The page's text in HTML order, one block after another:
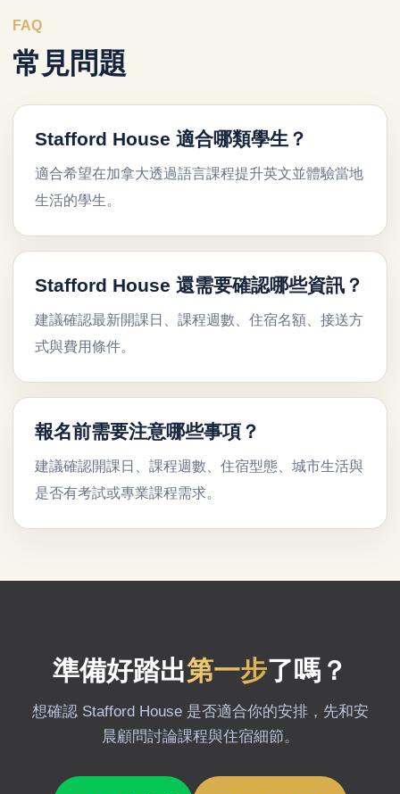
FAQ
常見問題
Stafford House 適合哪類學生？
適合希望在加拿大透過語言課程提升英文並體驗當地
生活的學生。
Stafford House 還需要確認哪些資訊？
建議確認最新開課日、課程週數、住宿名額、接送方
式與費用條件。
報名前需要注意哪些事項？
建議確認開課日、課程週數、住宿型態、城市生活與
是否有考試或專業課程需求。
準備好踏出第一步了嗎？
想確認 Stafford House 是否適合你的安排，先和安
晨顧問討論課程與住宿細節。